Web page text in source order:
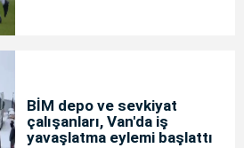
BİM depo ve sevkiyat
çalışanları, Van'da iş
yavaşlatma eylemi başlattı